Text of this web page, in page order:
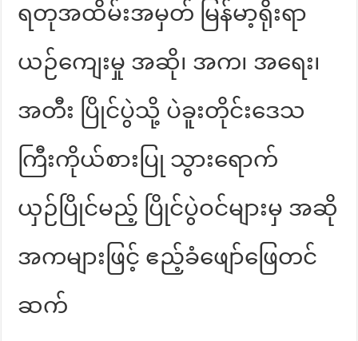
ရတုအထိမ်းအမှတ် မြန်မာ့ရိုးရာ
ယဉ်ကျေးမှု အဆို၊ အက၊ အရေး၊
အတီး ပြိုင်ပွဲသို့ ပဲခူးတိုင်းဒေသ
ကြီးကိုယ်စားပြု သွားရောက်
ယှဉ်ပြိုင်မည့် ပြိုင်ပွဲဝင်များမှ အဆို
အကများဖြင့် ဧည့်ခံဖျော်ဖြေတင်
ဆက်